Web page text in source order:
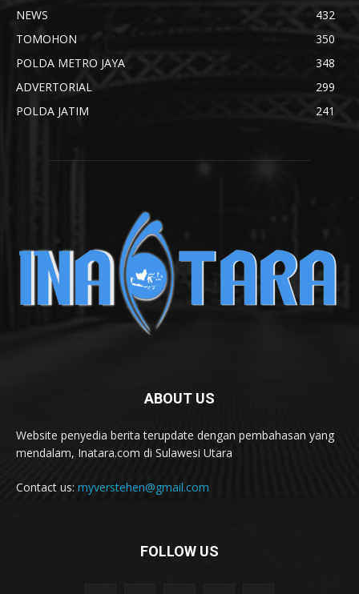
NEWS
432
TOMOHON
350
POLDA METRO JAYA
348
ADVERTORIAL
299
POLDA JATIM
241
ABOUT US
Website penyedia berita terupdate dengan pembahasan yang
mendalam, Inatara.com di Sulawesi Utara
Contact us: myverstehen@gmail.com
FOLLOW US